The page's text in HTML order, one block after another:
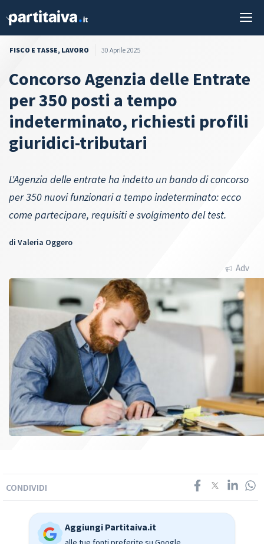
FISCO E TASSE, LAVORO 30 Aprile 2025
Concorso Agenzia delle Entrate
per 350 posti a tempo
indeterminato, richiesti profili
giuridici-tributari
L'Agenzia delle entrate ha indetto un bando di concorso
per 350 nuovi funzionari a tempo indeterminato: ecco
come partecipare, requisiti e svolgimento del test.
di Valeria Oggero
Adv
CONDIVIDI
Aggiungi Partitaiva.it